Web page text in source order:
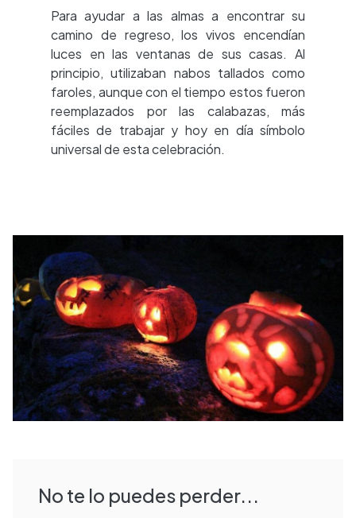
Para ayudar a las almas a encontrar su
camino de regreso, los vivos encendían
luces en las ventanas de sus casas. Al
principio, utilizaban nabos tallados como
faroles, aunque con el tiempo estos fueron
reemplazados por las calabazas, más
fáciles de trabajar y hoy en día símbolo
universal de esta celebración.
No te lo puedes perder...